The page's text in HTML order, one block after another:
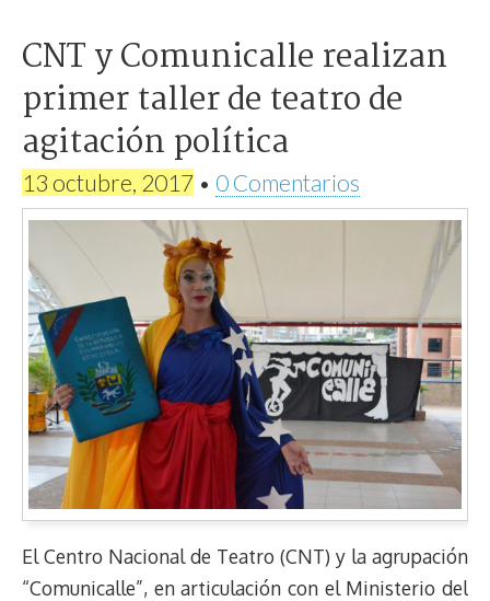
CNT y Comunicalle realizan
primer taller de teatro de
agitación política
13 octubre, 2017 • 0 Comentarios
El Centro Nacional de Teatro (CNT) y la agrupación
“Comunicalle”, en articulación con el Ministerio del